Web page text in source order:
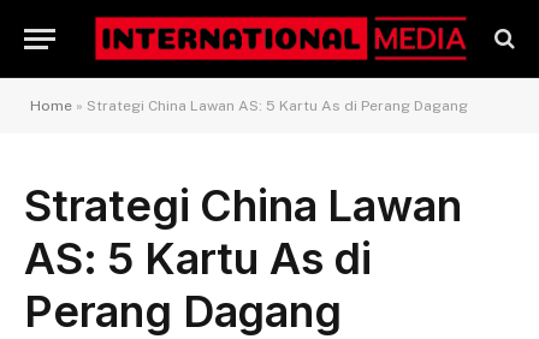
Home » Strategi China Lawan AS: 5 Kartu As di Perang Dagang
Strategi China Lawan
AS: 5 Kartu As di
Perang Dagang